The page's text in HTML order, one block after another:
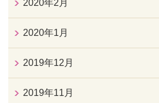
2020年2月
2020年1月
2019年12月
2019年11月